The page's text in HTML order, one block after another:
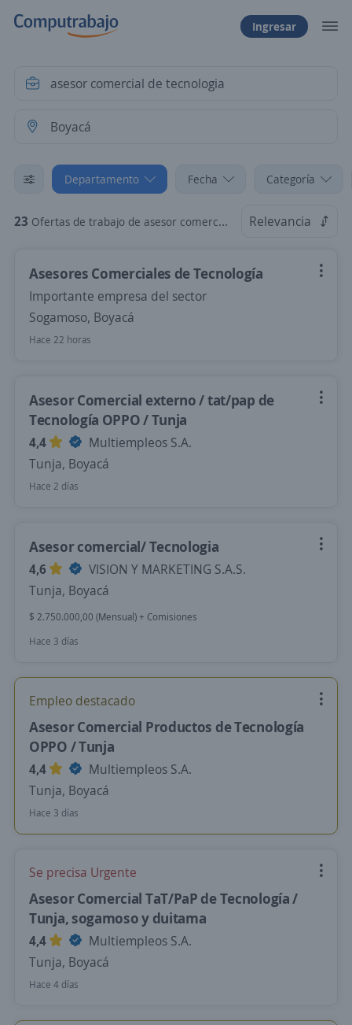
Ingresar
Departamento Fecha Categoría
23 Ofertas de trabajo de asesor comercial de tecnologia en Boyacá Relevancia
Asesores Comerciales de Tecnología
Importante empresa del sector
Sogamoso, Boyacá
Hace 22 horas
Asesor Comercial externo / tat/pap de
Tecnología OPPO / Tunja
4,4
Multiempleos S.A.
Tunja, Boyacá
Hace 2 días
Asesor comercial/ Tecnologia
4,6
VISION Y MARKETING S.A.S.
Tunja, Boyacá
$ 2.750.000,00 (Mensual) + Comisiones
Hace 3 días
Empleo destacado
Asesor Comercial Productos de Tecnología
OPPO / Tunja
4,4
Multiempleos S.A.
Tunja, Boyacá
Hace 3 días
Se precisa Urgente
Asesor Comercial TaT/PaP de Tecnología /
Tunja, sogamoso y duitama
4,4
Multiempleos S.A.
Tunja, Boyacá
Hace 4 días